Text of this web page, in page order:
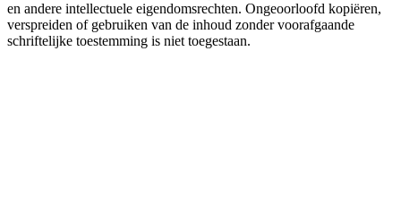
en andere intellectuele eigendomsrechten. Ongeoorloofd kopiëren,
verspreiden of gebruiken van de inhoud zonder voorafgaande
schriftelijke toestemming is niet toegestaan.